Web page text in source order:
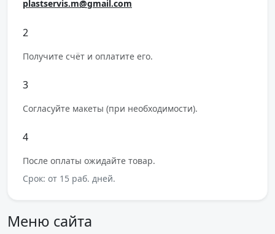
plastservis.m@gmail.com
2
Получите счёт и оплатите его.
3
Согласуйте макеты (при необходимости).
4
После оплаты ожидайте товар.
Срок: от 15 раб. дней.
Меню сайта